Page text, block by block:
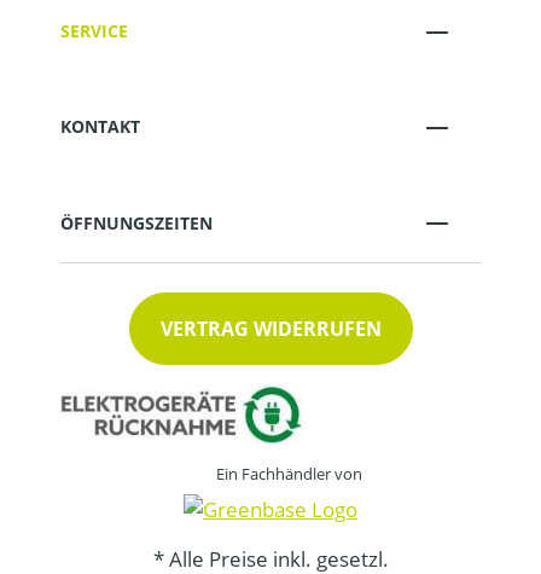
SERVICE
KONTAKT
ÖFFNUNGSZEITEN
VERTRAG WIDERRUFEN
Ein Fachhändler von
* Alle Preise inkl. gesetzl.